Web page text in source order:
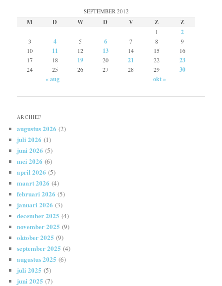
SEPTEMBER 2012
M D W D V Z Z
1 2
3 4 5 6 7 8
9
10
11 12 13 14 15
16
17
18 19 20 21 22 23
24 25 26 27 28 29
30
« aug
okt »
ARCHIEF
augustus 2026 (2)
juli 2026 (1)
juni 2026 (5)
mei 2026 (6)
april 2026 (5)
maart 2026 (4)
februari 2026 (5)
januari 2026 (3)
december 2025 (4)
november 2025 (9)
oktober 2025 (9)
september 2025 (4)
augustus 2025 (6)
juli 2025 (5)
juni 2025 (7)